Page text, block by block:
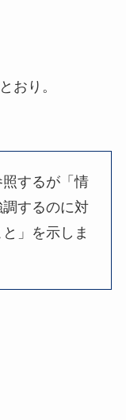
おり。
するが「情
するのに対
」を示しま